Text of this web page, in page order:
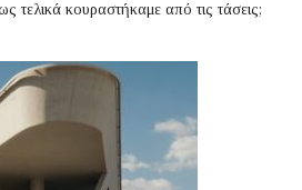
κουραστήκαμε από τις τάσεις;